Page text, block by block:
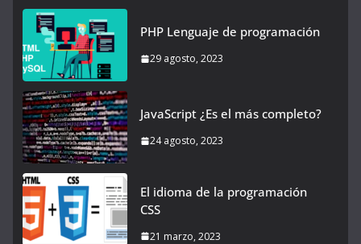
PHP Lenguaje de programación
29 agosto, 2023
JavaScript ¿Es el más completo?
24 agosto, 2023
El idioma de la programación
CSS
21 marzo, 2023